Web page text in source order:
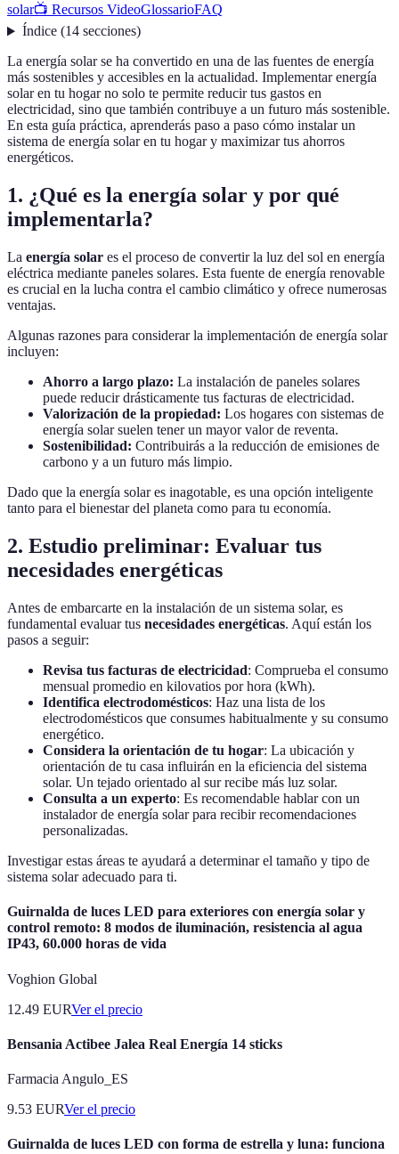
solar📺 Recursos VideoGlossarioFAQ
Índice(14 secciones)
La energía solar se ha convertido en una de las fuentes de energía
más sostenibles y accesibles en la actualidad. Implementar energía
solar en tu hogar no solo te permite reducir tus gastos en
electricidad, sino que también contribuye a un futuro más sostenible.
En esta guía práctica, aprenderás paso a paso cómo instalar un
sistema de energía solar en tu hogar y maximizar tus ahorros
energéticos.
1. ¿Qué es la energía solar y por qué
implementarla?
La energía solar es el proceso de convertir la luz del sol en energía
eléctrica mediante paneles solares. Esta fuente de energía renovable
es crucial en la lucha contra el cambio climático y ofrece numerosas
ventajas.
Algunas razones para considerar la implementación de energía solar
incluyen:
Ahorro a largo plazo: La instalación de paneles solares
puede reducir drásticamente tus facturas de electricidad.
Valorización de la propiedad: Los hogares con sistemas de
energía solar suelen tener un mayor valor de reventa.
Sostenibilidad: Contribuirás a la reducción de emisiones de
carbono y a un futuro más limpio.
Dado que la energía solar es inagotable, es una opción inteligente
tanto para el bienestar del planeta como para tu economía.
2. Estudio preliminar: Evaluar tus
necesidades energéticas
Antes de embarcarte en la instalación de un sistema solar, es
fundamental evaluar tus necesidades energéticas. Aquí están los
pasos a seguir:
Revisa tus facturas de electricidad: Comprueba el consumo
mensual promedio en kilovatios por hora (kWh).
Identifica electrodomésticos: Haz una lista de los
electrodomésticos que consumes habitualmente y su consumo
energético.
Considera la orientación de tu hogar: La ubicación y
orientación de tu casa influirán en la eficiencia del sistema
solar. Un tejado orientado al sur recibe más luz solar.
Consulta a un experto: Es recomendable hablar con un
instalador de energía solar para recibir recomendaciones
personalizadas.
Investigar estas áreas te ayudará a determinar el tamaño y tipo de
sistema solar adecuado para ti.
Guirnalda de luces LED para exteriores con energía solar y
control remoto: 8 modos de iluminación, resistencia al agua
IP43, 60.000 horas de vida
Voghion Global
12.49 EURVer el precio
Bensania Actibee Jalea Real Energía 14 sticks
Farmacia Angulo_ES
9.53 EURVer el precio
Guirnalda de luces LED con forma de estrella y luna: funciona